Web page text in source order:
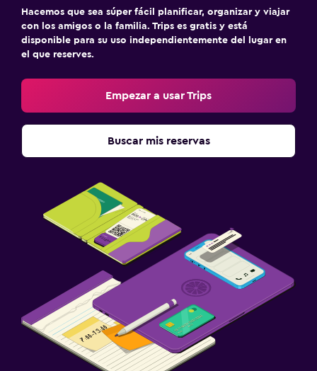
Hacemos que sea súper fácil planificar, organizar y viajar
con los amigos o la familia. Trips es gratis y está
disponible para su uso independientemente del lugar en
el que reserves.
Empezar a usar Trips
Buscar mis reservas